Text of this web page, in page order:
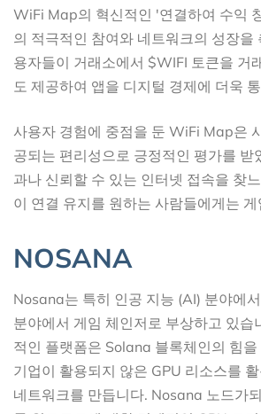
WiFi Map의 혁신적인 '연결하여 수익
의 적극적인 참여와 네트워크의 성장을
용자들이 거래소에서 $WIFI 토큰을 거
도 제공하여 앱을 디지털 경제에 더욱
사용자 경험에 중점을 둔 WiFi Map은
공되는 편리성으로 긍정적인 평가를 받
과나 신뢰할 수 있는 인터넷 접속을 찾
이 연결 유지를 원하는 사람들에게는
NOSANA
Nosana는 특히 인공 지능 (AI) 분야에
분야에서 게임 체인저로 부상하고 있습
적인 플랫폼은 Solana 블록체인의 힘을
기업이 활용되지 않은 GPU 리소스를
네트워크를 만듭니다. Nosana 노드가